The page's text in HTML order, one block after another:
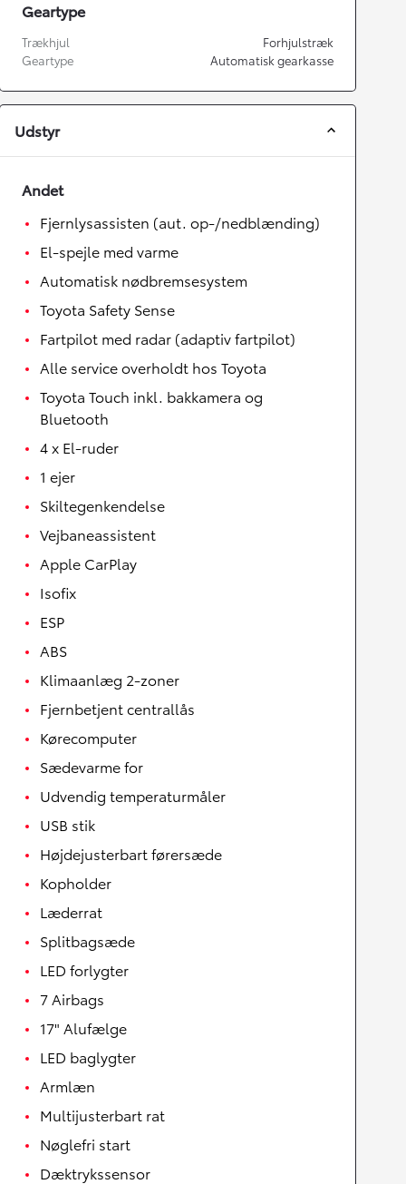
Geartype
Trækhjul
Forhjulstræk
Geartype
Automatisk gearkasse
Udstyr
Andet
Fjernlysassisten (aut. op-/nedblænding)
El-spejle med varme
Automatisk nødbremsesystem
Toyota Safety Sense
Fartpilot med radar (adaptiv fartpilot)
Alle service overholdt hos Toyota
Toyota Touch inkl. bakkamera og
Bluetooth
4 x El-ruder
1 ejer
Skiltegenkendelse
Vejbaneassistent
Apple CarPlay
Isofix
ESP
ABS
Klimaanlæg 2-zoner
Fjernbetjent centrallås
Kørecomputer
Sædevarme for
Udvendig temperaturmåler
USB stik
Højdejusterbart førersæde
Kopholder
Læderrat
Splitbagsæde
LED forlygter
7 Airbags
17" Alufælge
LED baglygter
Armlæn
Multijusterbart rat
Nøglefri start
Dæktrykssensor